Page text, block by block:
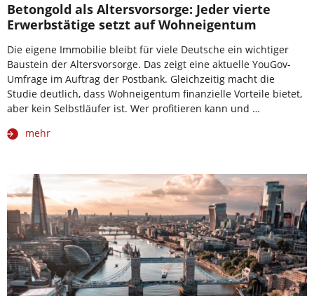
Betongold als Altersvorsorge: Jeder vierte
Erwerbstätige setzt auf Wohneigentum
Die eigene Immobilie bleibt für viele Deutsche ein wichtiger
Baustein der Altersvorsorge. Das zeigt eine aktuelle YouGov-
Umfrage im Auftrag der Postbank. Gleichzeitig macht die
Studie deutlich, dass Wohneigentum finanzielle Vorteile bietet,
aber kein Selbstläufer ist. Wer profitieren kann und …
mehr